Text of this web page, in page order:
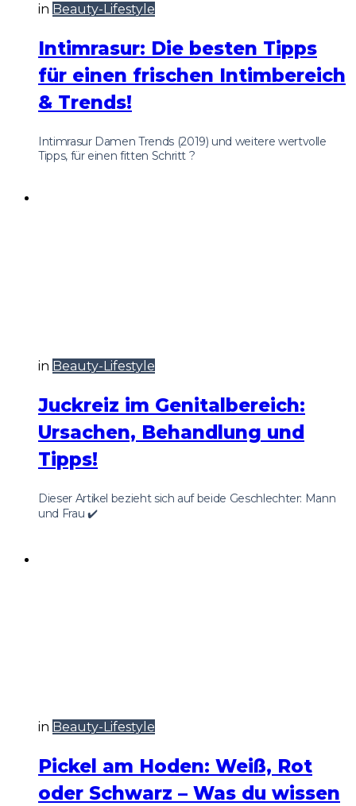
in Beauty-Lifestyle
Intimrasur: Die besten Tipps
für einen frischen Intimbereich
& Trends!
Intimrasur Damen Trends (2019) und weitere wertvolle
Tipps, für einen fitten Schritt ?
in Beauty-Lifestyle
Juckreiz im Genitalbereich:
Ursachen, Behandlung und
Tipps!
Dieser Artikel bezieht sich auf beide Geschlechter: Mann
und Frau ✔️
in Beauty-Lifestyle
Pickel am Hoden: Weiß, Rot
oder Schwarz – Was du wissen